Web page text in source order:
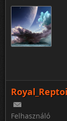
Felhasználó